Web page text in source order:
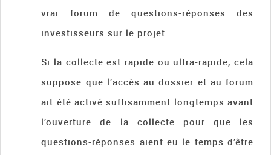
vrai forum de questions-réponses des
investisseurs sur le projet.
Si la collecte est rapide ou ultra-rapide, cela
suppose que l’accès au dossier et au forum
ait été activé suffisamment longtemps avant
l’ouverture de la collecte pour que les
questions-réponses aient eu le temps d’être